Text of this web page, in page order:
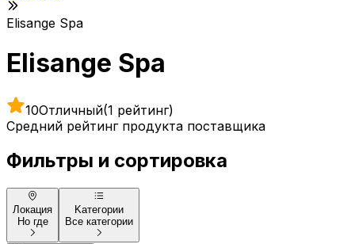
Elisange Spa
Elisange Spa
10Отличный(1 рейтинг)
Средний рейтинг продукта поставщика
Фильтры и сортировка
Локация
Но где
Kатегории
Все категории